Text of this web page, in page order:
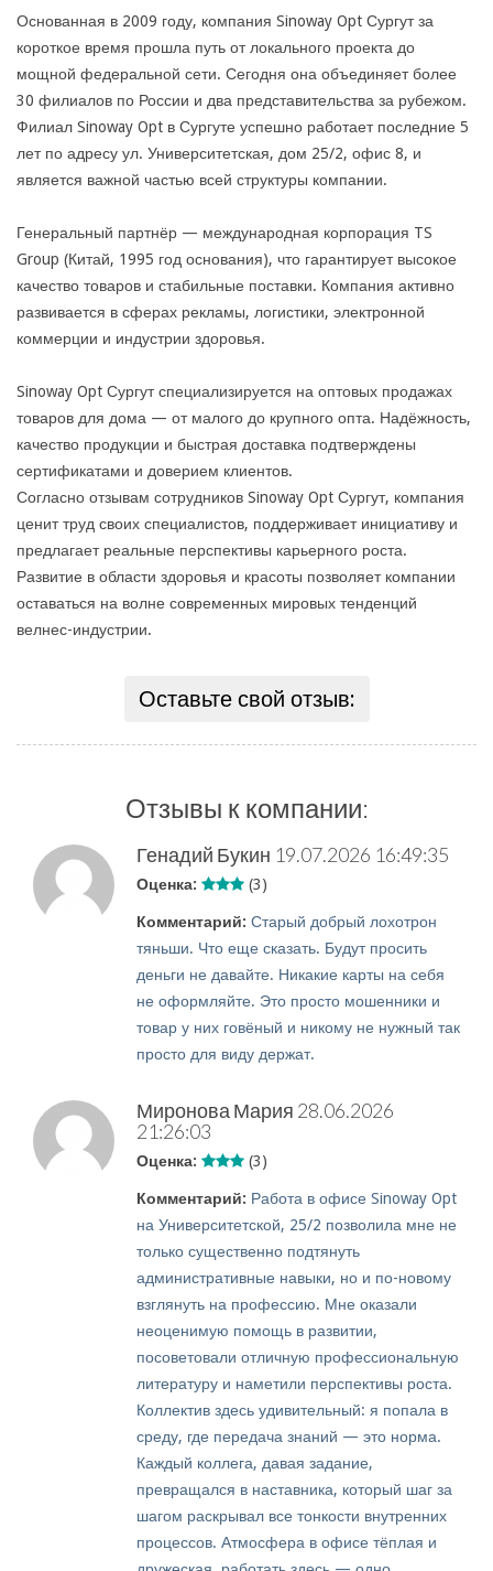
Основанная в 2009 году, компания Sinoway Opt Сургут за
короткое время прошла путь от локального проекта до
мощной федеральной сети. Сегодня она объединяет более
30 филиалов по России и два представительства за рубежом.
Филиал Sinoway Opt в Сургуте успешно работает последние 5
лет по адресу ул. Университетская, дом 25/2, офис 8, и
является важной частью всей структуры компании.
Генеральный партнёр — международная корпорация TS
Group (Китай, 1995 год основания), что гарантирует высокое
качество товаров и стабильные поставки. Компания активно
развивается в сферах рекламы, логистики, электронной
коммерции и индустрии здоровья.
Sinoway Opt Сургут специализируется на оптовых продажах
товаров для дома — от малого до крупного опта. Надёжность,
качество продукции и быстрая доставка подтверждены
сертификатами и доверием клиентов.
Согласно отзывам сотрудников Sinoway Opt Сургут, компания
ценит труд своих специалистов, поддерживает инициативу и
предлагает реальные перспективы карьерного роста.
Развитие в области здоровья и красоты позволяет компании
оставаться на волне современных мировых тенденций
велнес-индустрии.
Оставьте свой отзыв:
Отзывы к компании:
Генадий Букин 19.07.2026 16:49:35
Оценка: (3)
Комментарий: Старый добрый лохотрон
тяньши. Что еще сказать. Будут просить
деньги не давайте. Никакие карты на себя
не оформляйте. Это просто мошенники и
товар у них говёный и никому не нужный так
просто для виду держат.
Миронова Мария 28.06.2026
21:26:03
Оценка: (3)
Комментарий: Работа в офисе Sinoway Opt
на Университетской, 25/2 позволила мне не
только существенно подтянуть
административные навыки, но и по-новому
взглянуть на профессию. Мне оказали
неоценимую помощь в развитии,
посоветовали отличную профессиональную
литературу и наметили перспективы роста.
Коллектив здесь удивительный: я попала в
среду, где передача знаний — это норма.
Каждый коллега, давая задание,
превращался в наставника, который шаг за
шагом раскрывал все тонкости внутренних
процессов. Атмосфера в офисе тёплая и